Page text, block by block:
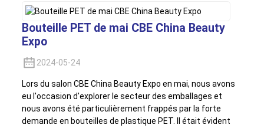
Bouteille PET de mai CBE China Beauty
Expo
2024-05-24
Lors du salon CBE China Beauty Expo en mai, nous avons
eu l'occasion d'explorer le secteur des emballages et
nous avons été particulièrement frappés par la forte
demande en bouteilles de plastique PET. Il était évident